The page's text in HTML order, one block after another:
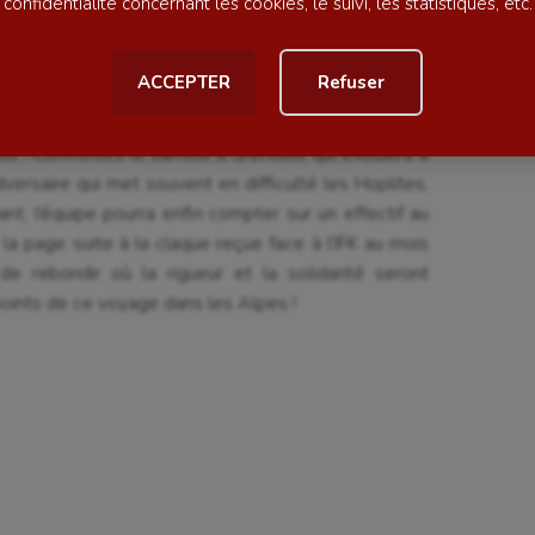
ACCEPTER Refuser
rythmique
Outdoor
Parkour
Pétanque
! Confrontés le samedi à Grenoble qui évoluera à
qui met souvent en difficulté les Hoplites,
l’équipe pourra enfin compter sur un effectif au
page suite à la claque reçue face à l’IFK au mois
rebondir où la rigueur et la solidarité seront
de ce voyage dans les Alpes !